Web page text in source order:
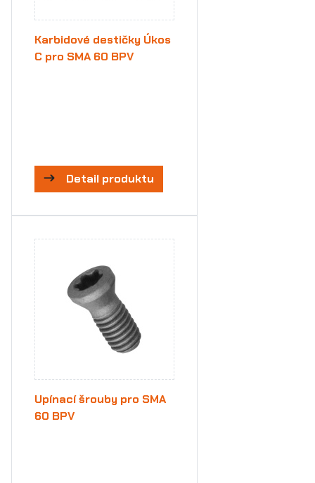
Karbidové destičky Úkos
C pro SMA 60 BPV
Detail produktu
Upínací šrouby pro SMA
60 BPV